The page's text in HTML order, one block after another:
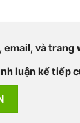
email, và
luận kế tiếp